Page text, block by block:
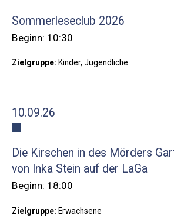
Sommerleseclub 2026
Beginn: 10:30
Zielgruppe: Kinder, Jugendliche
10.09.26
Die Kirschen in des Mörders
von Inka Stein auf der LaGa
Beginn: 18:00
Zielgruppe: Erwachsene